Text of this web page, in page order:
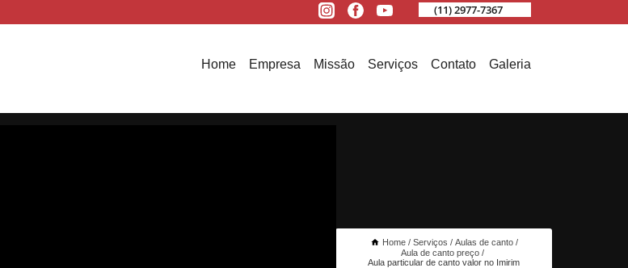
(11) 2977-7367
Home Empresa Missão Serviços Contato Galeria
Home Serviços
Aulas de canto
Aula de canto preço
Aula particular de canto valor no Imirim